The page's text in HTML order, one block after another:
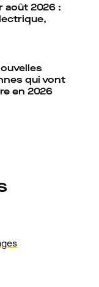
août 2026 :
qui vont
en 2026